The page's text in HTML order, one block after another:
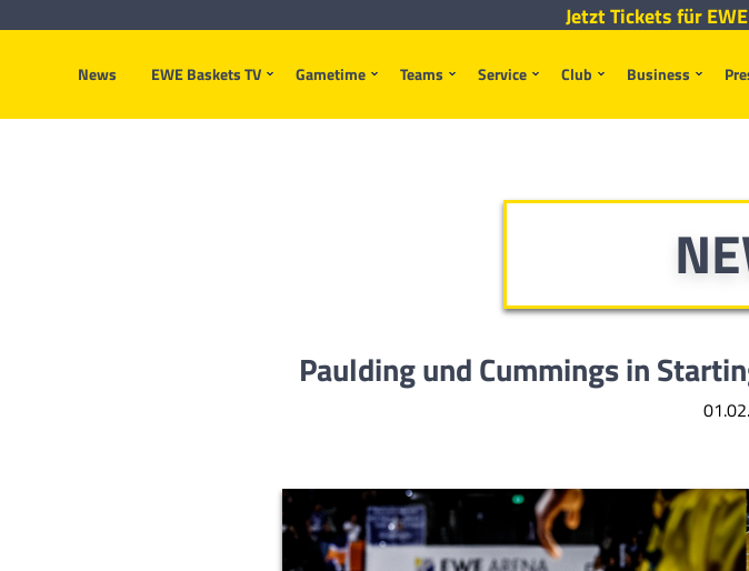
News EWE Baskets TV Gametime Teams Service Club Business
Jetzt Tickets für
Paulding und Cummings in